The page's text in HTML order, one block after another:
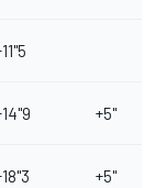
+5"
+5"